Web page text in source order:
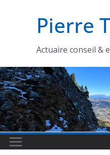
Pierre
Actuaire conseil &